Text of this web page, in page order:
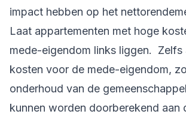
impact hebben op het
Laat appartementen met hoge
mede-eigendom links liggen. Zelfs
kosten voor de mede-eigendom,
onderhoud van de
kunnen worden doorberekend aan